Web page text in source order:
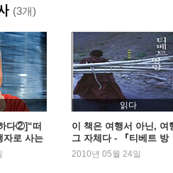
것들
의 표박
(3개)
다②]“떠
자로 사는
후지와라
읽다
이 책은 여행서 아닌, 여
그 자체다 - 『티베트 방
랑』
2010년 05월 24일